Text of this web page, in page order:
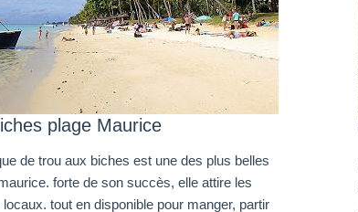
plage Maurice
de trou aux biches est une des plus belles
forte de son succès, elle attire les
tout en disponible pour manger, partir